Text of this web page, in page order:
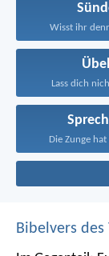
Wisst ihr
Übel
Lass dich
Die Zunge
Bibelvers des